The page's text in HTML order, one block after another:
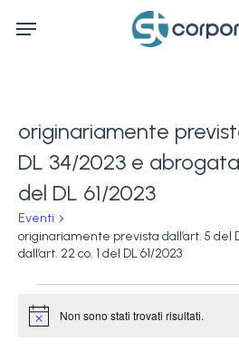
Menu
originariamente
DL 34/2023 e abrogata
del DL 61/2023
Eventi
originariamente prevista dall’art. 5 del
dall’art. 22 co. 1 del DL 61/2023
Eventi
Notice Non sono stati trovati risultati.